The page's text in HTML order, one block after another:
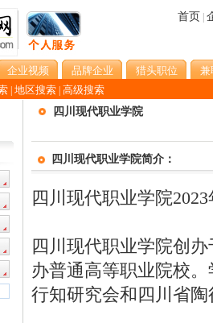
首页
企业视频 品牌企业 猎头职位
兼
地区搜索 高级搜索
四川现代职业学院
四川现代职业学院简介：
四川现代职业学院
四川现代职业学院创
办普通高等职业院校
行知研究会和四川省